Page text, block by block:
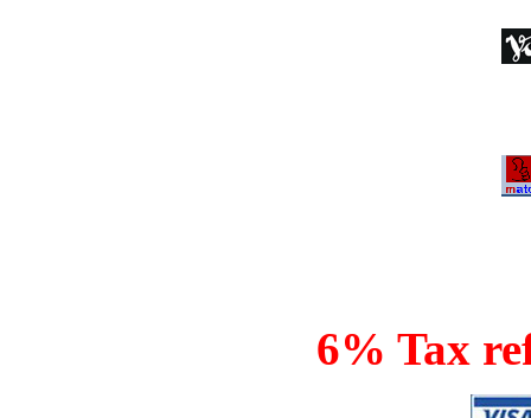
6% Tax